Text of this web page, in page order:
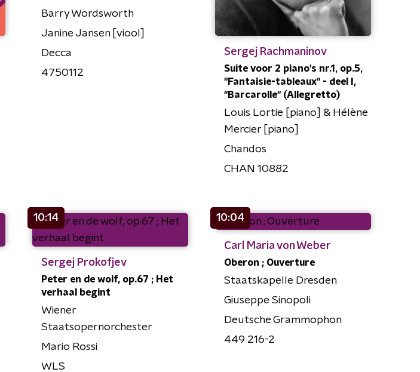
Barry Wordsworth
Janine Jansen [viool]
Decca
4750112
Sergej Rachmaninov
Suite voor 2 piano's nr.1, op.5,
"Fantaisie-tableaux" - deel I,
"Barcarolle" (Allegretto)
Louis Lortie [piano] & Hélène
Mercier [piano]
Chandos
CHAN 10882
10:14
Sergej Prokofjev
Peter en de wolf, op.67 ; Het
verhaal begint
Wiener
Staatsopernorchester
Mario Rossi
WLS
10:04
Carl Maria von Weber
Oberon ; Ouverture
Staatskapelle Dresden
Giuseppe Sinopoli
Deutsche Grammophon
449 216-2